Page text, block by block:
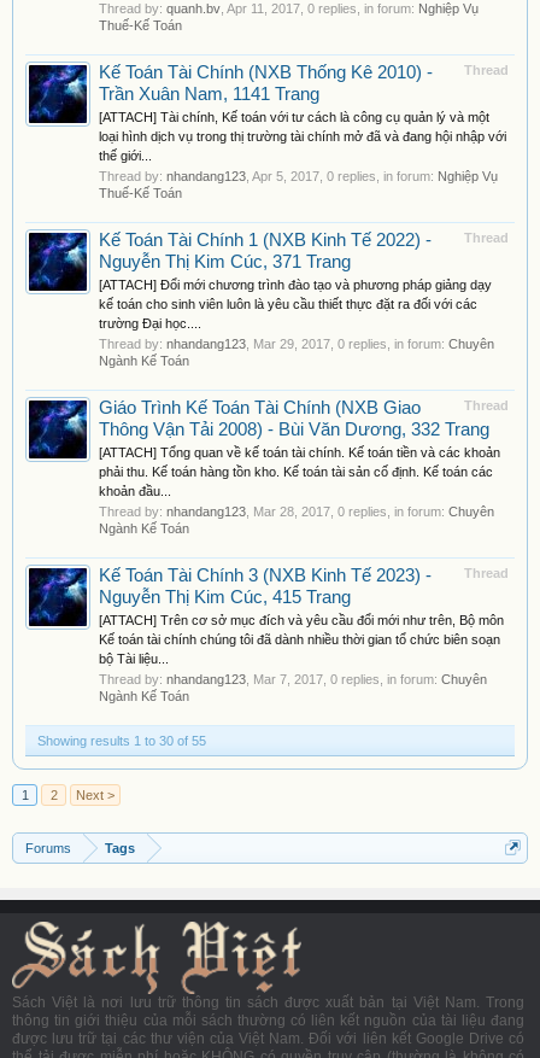
Thread by: quanh.bv Apr 11, 2017 , 0 replies, in forum: Nghiệp Vụ
Thuế-Kế Toán
Thread
Kế Toán Tài Chính (NXB Thống Kê 2010) -
Trần Xuân Nam, 1141 Trang
[ATTACH] Tài chính, Kế toán với tư cách là công cụ quản lý và một
loại hình dịch vụ trong thị trường tài chính mở đã và đang hội nhập với
thế giới...
Thread by: nhandang123 Apr 5, 2017 , 0 replies, in forum: Nghiệp Vụ
Thuế-Kế Toán
Thread
Kế Toán Tài Chính 1 (NXB Kinh Tế 2022) -
Nguyễn Thị Kim Cúc, 371 Trang
[ATTACH] Đổi mới chương trình đào tạo và phương pháp giảng dạy
kế toán cho sinh viên luôn là yêu cầu thiết thực đặt ra đối với các
trường Đại học....
Thread by: nhandang123 Mar 29, 2017 , 0 replies, in forum: Chuyên
Ngành Kế Toán
Thread
Giáo Trình Kế Toán Tài Chính (NXB Giao
Thông Vận Tải 2008) - Bùi Văn Dương, 332 Trang
[ATTACH] Tổng quan về kế toán tài chính. Kế toán tiền và các khoản
phải thu. Kế toán hàng tồn kho. Kế toán tài sản cố định. Kế toán các
khoản đầu...
Thread by: nhandang123 Mar 28, 2017 , 0 replies, in forum: Chuyên
Ngành Kế Toán
Thread
Kế Toán Tài Chính 3 (NXB Kinh Tế 2023) -
Nguyễn Thị Kim Cúc, 415 Trang
[ATTACH] Trên cơ sở mục đích và yêu cầu đổi mới như trên, Bộ môn
Kế toán tài chính chúng tôi đã dành nhiều thời gian tổ chức biên soạn
bộ Tài liệu...
Thread by: nhandang123 Mar 7, 2017 , 0 replies, in forum: Chuyên
Ngành Kế Toán
Showing results 1 to 30 of 55
1 2 Next >
Forums Tags
Sách Việt là nơi lưu trữ thông tin sách được xuất bản tại Việt Nam. Trong
thông tin giới thiệu của mỗi sách thường có liên kết nguồn của tài liệu đang
được lưu trữ tại các thư viện của Việt Nam. Đối với liên kết Google Drive có